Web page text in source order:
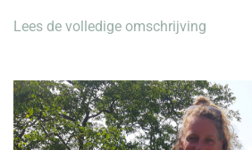
Lees de volledige omschrijving